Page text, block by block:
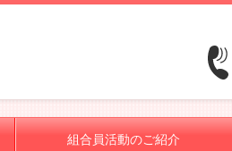
組合員活動のご紹介